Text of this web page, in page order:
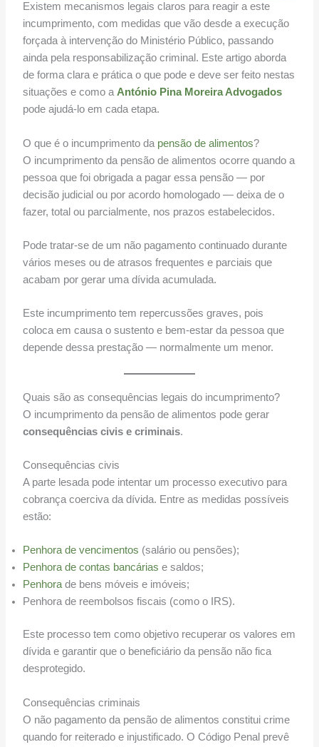
Existem mecanismos legais claros para reagir a este
incumprimento, com medidas que vão desde a execução
forçada à intervenção do Ministério Público, passando
ainda pela responsabilização criminal. Este artigo aborda
de forma clara e prática o que pode e deve ser feito nestas
situações e como aAntónio Pina Moreira Advogados
pode ajudá-lo em cada etapa.
O que é o incumprimento da pensão de alimentos?
O incumprimento da pensão de alimentos ocorre quando a
pessoa que foi obrigada a pagar essa pensão — por
decisão judicial ou por acordo homologado — deixa de o
fazer, total ou parcialmente, nos prazos estabelecidos.
Pode tratar-se de um não pagamento continuado durante
vários meses ou de atrasos frequentes e parciais que
acabam por gerar uma dívida acumulada.
Este incumprimento tem repercussões graves, pois
coloca em causa o sustento e bem-estar da pessoa que
depende dessa prestação — normalmente um menor.
Quais são as consequências legais do incumprimento?
O incumprimento da pensão de alimentos pode gerar
consequências civis e criminais.
Consequências civis
A parte lesada pode intentar um processo executivo para
cobrança coerciva da dívida. Entre as medidas possíveis
estão:
Penhora de vencimentos (salário ou pensões);
Penhora de contas bancárias e saldos;
Penhorade bens móveis e imóveis;
Penhora de reembolsos fiscais (como o IRS).
Este processo tem como objetivo recuperar os valores em
dívida e garantir que o beneficiário da pensão não fica
desprotegido.
Consequências criminais
O não pagamento da pensão de alimentos constitui crime
quando for reiterado e injustificado. O Código Penal prevê